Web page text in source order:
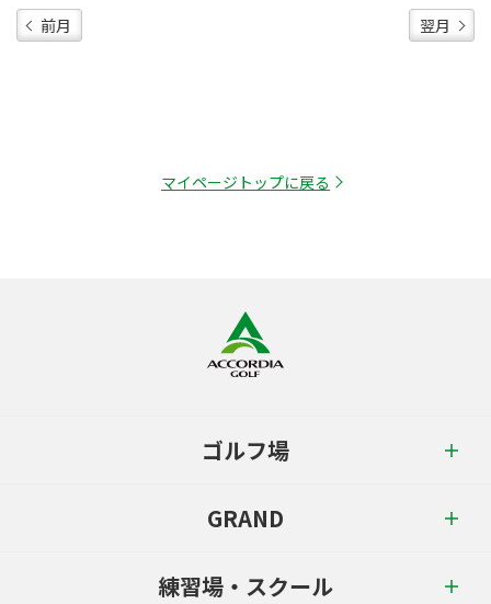
前月 翌月
マイページトップに戻る
ゴルフ場
GRAND
練習場・スクール